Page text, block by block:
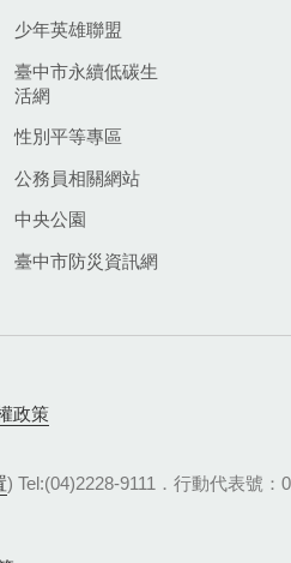
少年英雄聯盟
臺中市永續低碳生
活網
性別平等專區
公務員相關網站
中央公園
臺中市防災資訊網
政策
) Tel:(04)2228-9111．行動代表號